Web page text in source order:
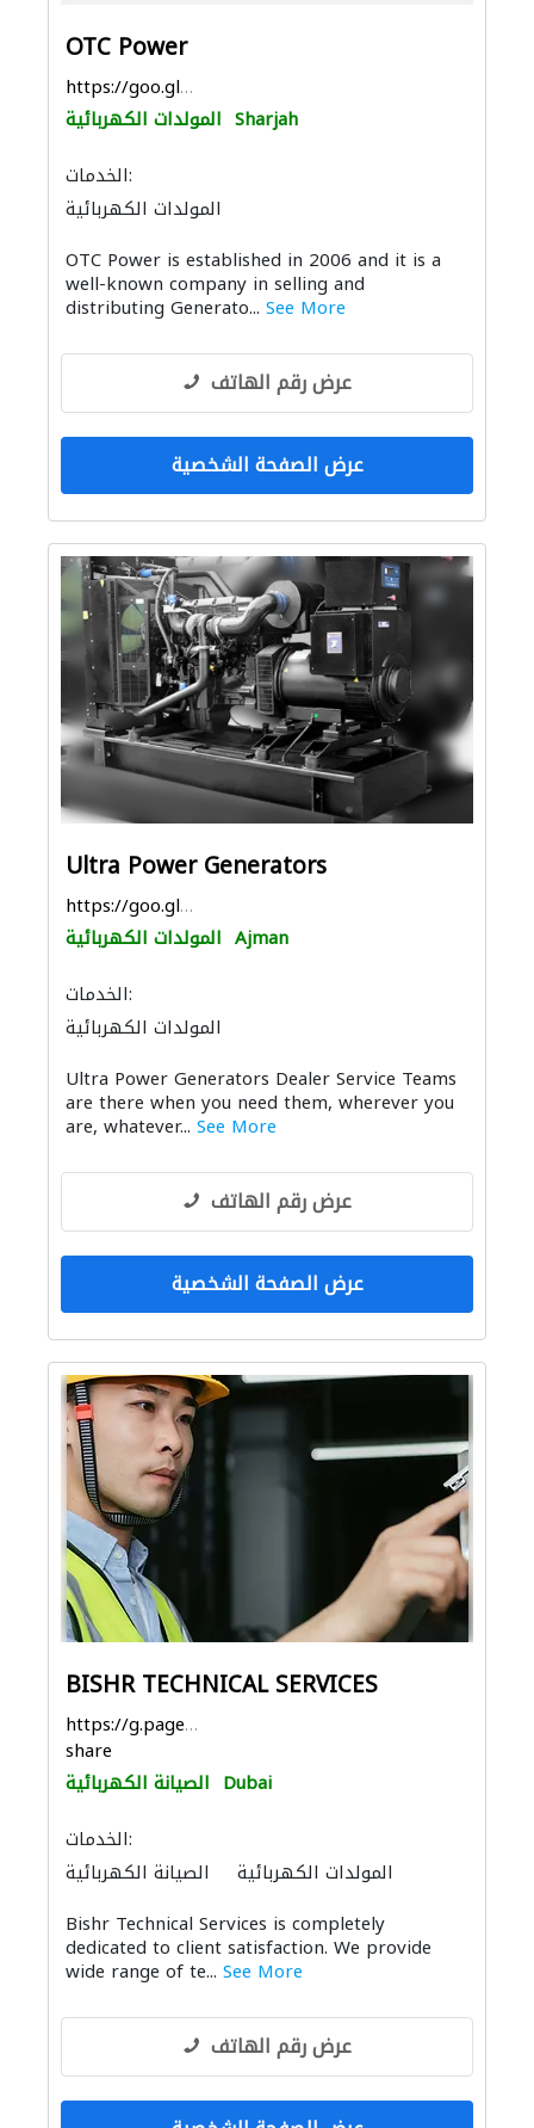
OTC Power
https://goo.gl/maps/B7YH8WscfEirFLu6A
المولدات الكهربائية Sharjah
الخدمات:
المولدات الكهربائية
OTC Power is established in 2006 and it is a
well-known company in selling and
distributing Generato... See More
عرض رقم الهاتف
عرض الصفحة الشخصية
Ultra Power Generators
https://goo.gl/maps/EFHa9rUZ5PDriCyJ6
المولدات الكهربائية Ajman
الخدمات:
المولدات الكهربائية
Ultra Power Generators Dealer Service Teams
are there when you need them, wherever you
are, whatever... See More
عرض رقم الهاتف
عرض الصفحة الشخصية
BISHR TECHNICAL SERVICES
https://g.page/Bishrhmr?
share
الصيانة الكهربائية Dubai
الخدمات:
الصيانة الكهربائية
المولدات الكهربائية
صيانة المباني
Bishr Technical Services is completely
dedicated to client satisfaction. We provide
wide range of te... See More
عرض رقم الهاتف